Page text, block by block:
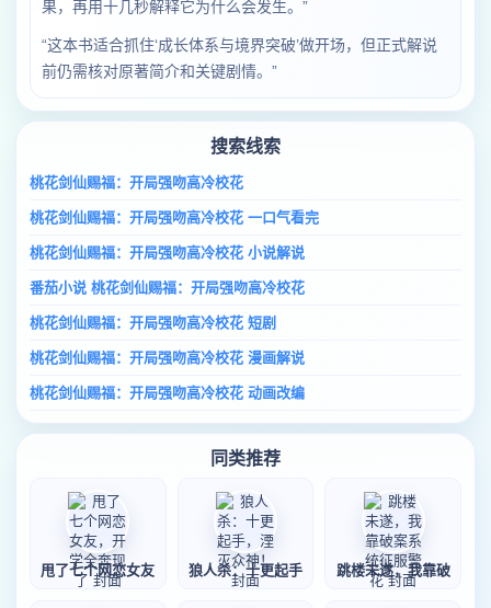
果，再用十几秒解释它为什么会发生。”
“这本书适合抓住‘成长体系与境界突破’做开场，但正式解说
前仍需核对原著简介和关键剧情。”
搜索线索
桃花剑仙赐福：开局强吻高冷校花
桃花剑仙赐福：开局强吻高冷校花 一口气看完
桃花剑仙赐福：开局强吻高冷校花 小说解说
番茄小说 桃花剑仙赐福：开局强吻高冷校花
桃花剑仙赐福：开局强吻高冷校花 短剧
桃花剑仙赐福：开局强吻高冷校花 漫画解说
桃花剑仙赐福：开局强吻高冷校花 动画改编
同类推荐
甩了七个网恋女友 狼人杀：十更起手 跳楼未遂，我靠破